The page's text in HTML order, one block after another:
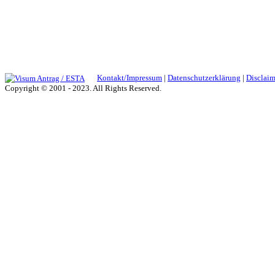
Kontakt/Impressum | Datenschutzerklärung |
Copyright © 2001 - 2023. All Rights Reserved.